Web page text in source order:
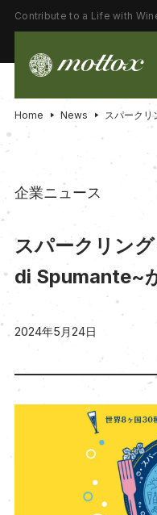
Contribute to a Life with
Home News スパーク
企業ニュース
スパークリン
di Spumante~
2024年5月24日